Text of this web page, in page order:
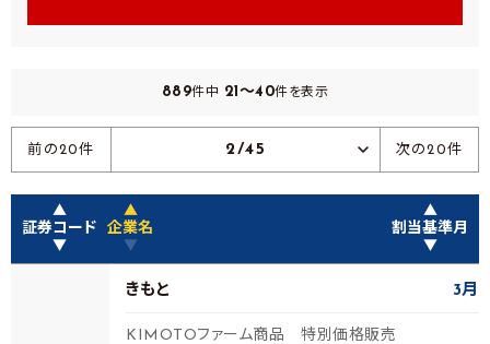
889件中 21～40件を表示
前の20件 2/45 次の20件
▲
証券コード
▼
▲
企業名
▼
▲
割当基準月
▼
きもと 3月
KIMOTOファーム商品 特別価格販売